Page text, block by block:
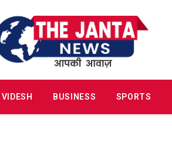
BUSINESS SPORTS